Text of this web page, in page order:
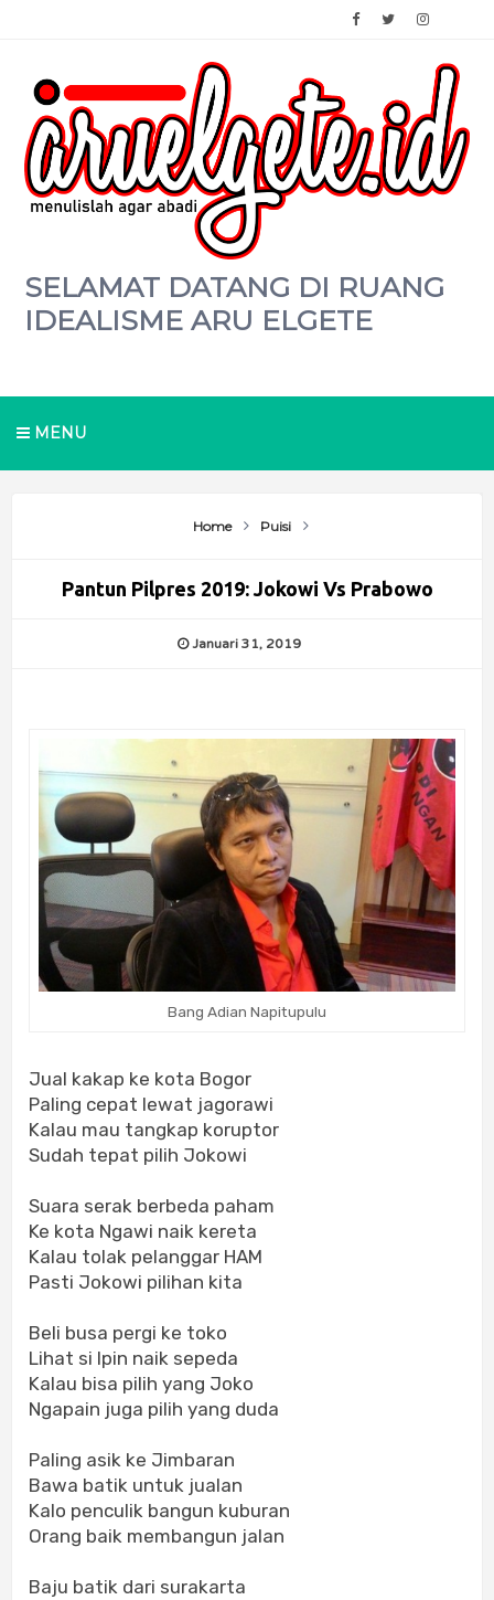
SELAMAT DATANG DI RUANG
IDEALISME ARU ELGETE
MENU
Home Puisi
Pantun Pilpres 2019: Jokowi Vs Prabowo
Januari 31, 2019
Bang Adian Napitupulu
Jual kakap ke kota Bogor
Paling cepat lewat jagorawi
Kalau mau tangkap koruptor
Sudah tepat pilih Jokowi
Suara serak berbeda paham
Ke kota Ngawi naik kereta
Kalau tolak pelanggar HAM
Pasti Jokowi pilihan kita
Beli busa pergi ke toko
Lihat si Ipin naik sepeda
Kalau bisa pilih yang Joko
Ngapain juga pilih yang duda
Paling asik ke Jimbaran
Bawa batik untuk jualan
Kalo penculik bangun kuburan
Orang baik membangun jalan
Baju batik dari surakarta